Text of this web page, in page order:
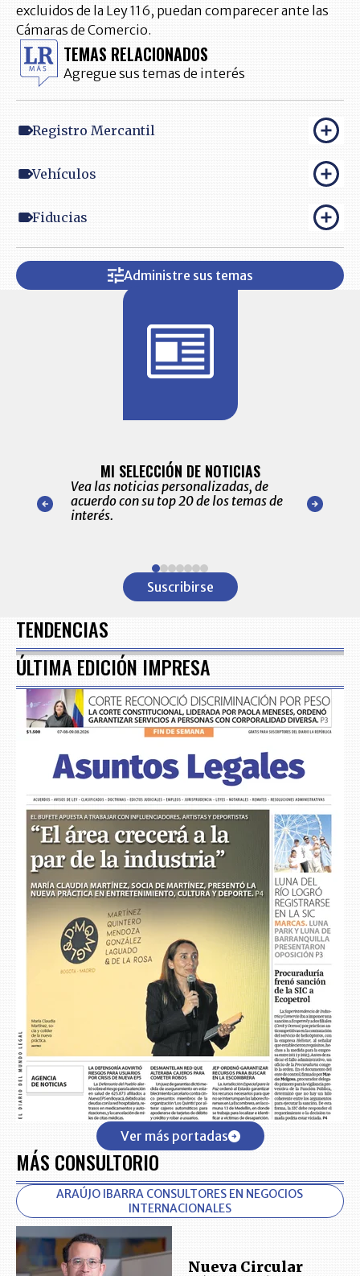
excluidos de la Ley 116, puedan comparecer ante las
Cámaras de Comercio.
TEMAS RELACIONADOS
Agregue sus temas de interés
Registro Mercantil
Vehículos
Fiducias
Administre sus temas
nuestro
para
MI SELECCIÓN DE NOTICIAS
Vea las noticias personalizadas, de
acuerdo con su top 20 de los temas de
interés.
de las
Suscribirse
TENDENCIAS
ÚLTIMA EDICIÓN IMPRESA
Ver más portadas
MÁS CONSULTORIO
ARAÚJO IBARRA CONSULTORES EN NEGOCIOS
INTERNACIONALES
Nueva Circular